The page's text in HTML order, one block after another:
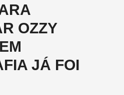
OZZY
JÁ FOI